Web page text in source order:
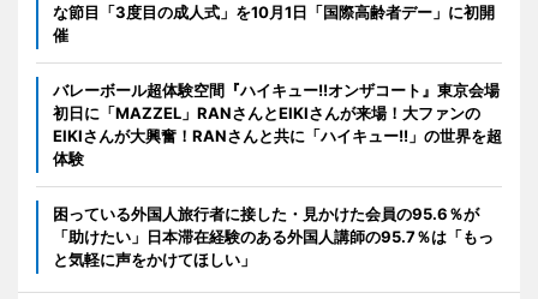
な節目「3度目の成人式」を10月1日「国際高齢者デー」に初開
催
バレーボール超体験空間『ハイキュー!!オンザコート』東京会場
初日に「MAZZEL」RANさんとEIKIさんが来場！大ファンの
EIKIさんが大興奮！RANさんと共に「ハイキュー!!」の世界を超
体験
困っている外国人旅行者に接した・見かけた会員の95.6％が
「助けたい」日本滞在経験のある外国人講師の95.7％は「もっ
と気軽に声をかけてほしい」